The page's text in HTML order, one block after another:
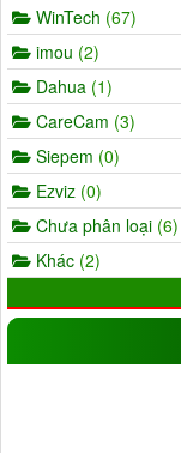
WinTech (67)
imou (2)
Dahua (1)
CareCam (3)
Siepem (0)
Ezviz (0)
Chưa phân loại (6)
Khác (2)
Wifi(17)